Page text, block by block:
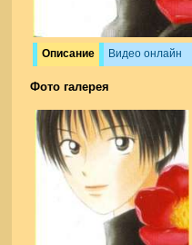
Описание Видео онлайн
Фото галерея